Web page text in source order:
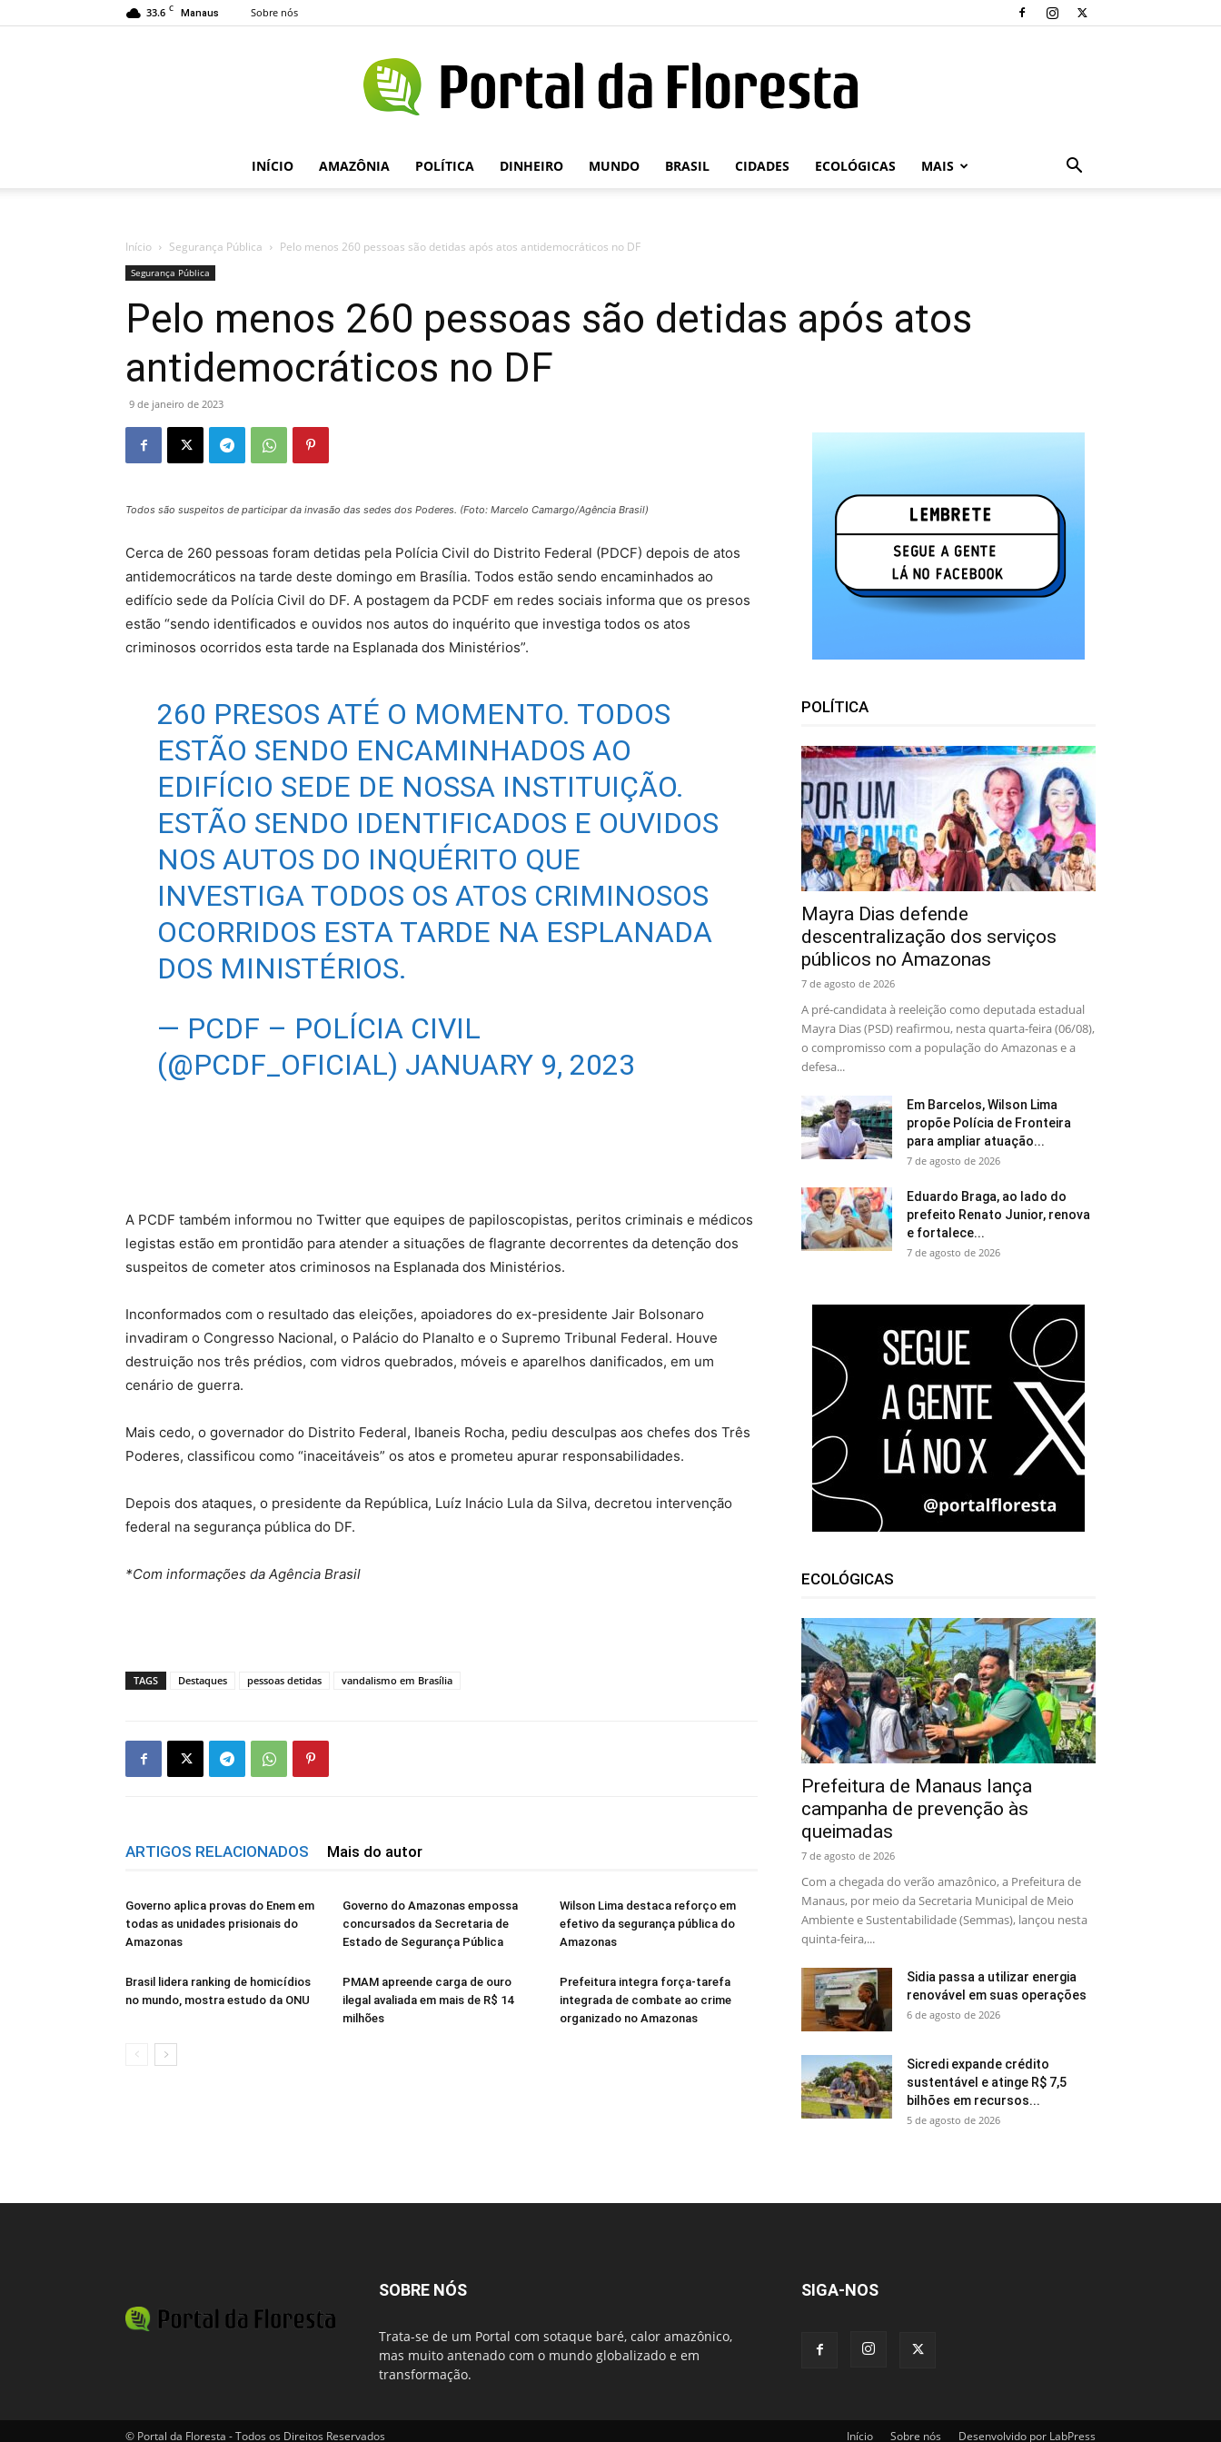
33.6 C Manaus Sobre nós
Portal
INÍCIO AMAZÔNIA POLÍTICA DINHEIRO MUNDO BRASIL CIDADES ECOLÓGICAS MAIS
Início Segurança Pública Pelo menos 260 pessoas são detidas após atos antidemocráticos no DF
Segurança Pública
Pelo menos 260 pessoas são detidas após atos
antidemocráticos no DF
9 de janeiro de 2023
Todos são suspeitos de participar da invasão das sedes dos Poderes. (Foto: Marcelo Camargo/Agência Brasil)
Cerca de 260 pessoas foram detidas pela Polícia Civil do Distrito Federal (PDCF) depois de atos
antidemocráticos na tarde deste domingo em Brasília. Todos estão sendo encaminhados ao
edifício sede da Polícia Civil do DF. A postagem da PCDF em redes sociais informa que os presos
estão “sendo identificados e ouvidos nos autos do inquérito que investiga todos os atos
criminosos ocorridos esta tarde na Esplanada dos Ministérios”.
260 PRESOS ATÉ O MOMENTO. TODOS
ESTÃO SENDO ENCAMINHADOS AO
EDIFÍCIO SEDE DE NOSSA INSTITUIÇÃO.
ESTÃO SENDO IDENTIFICADOS E OUVIDOS
NOS AUTOS DO INQUÉRITO QUE
INVESTIGA TODOS OS ATOS CRIMINOSOS
OCORRIDOS ESTA TARDE NA ESPLANADA
DOS MINISTÉRIOS.
— PCDF – POLÍCIA CIVIL
(@PCDF_OFICIAL) JANUARY 9, 2023
A PCDF também informou no Twitter que equipes de papiloscopistas, peritos criminais e médicos
legistas estão em prontidão para atender a situações de flagrante decorrentes da detenção dos
suspeitos de cometer atos criminosos na Esplanada dos Ministérios.
Inconformados com o resultado das eleições, apoiadores do ex-presidente Jair Bolsonaro
invadiram o Congresso Nacional, o Palácio do Planalto e o Supremo Tribunal Federal. Houve
destruição nos três prédios, com vidros quebrados, móveis e aparelhos danificados, em um
cenário de guerra.
Mais cedo, o governador do Distrito Federal, Ibaneis Rocha, pediu desculpas aos chefes dos Três
Poderes, classificou como “inaceitáveis” os atos e prometeu apurar responsabilidades.
Depois dos ataques, o presidente da República, Luíz Inácio Lula da Silva, decretou intervenção
federal na segurança pública do DF.
*Com informações da Agência Brasil
TAGS Destaques pessoas detidas vandalismo em Brasília
ARTIGOS RELACIONADOS Mais do autor
Governo aplica provas do Enem em
todas as unidades prisionais do
Amazonas
Governo do Amazonas empossa
concursados da Secretaria de
Estado de Segurança Pública
Wilson Lima destaca reforço em
efetivo da segurança pública do
Amazonas
Brasil lidera ranking de homicídios
no mundo, mostra estudo da ONU
PMAM apreende carga de ouro
ilegal avaliada em mais de R$ 14
milhões
Prefeitura integra força-tarefa
integrada de combate ao crime
organizado no Amazonas
POLÍTICA
Mayra Dias defende
descentralização dos serviços
públicos no Amazonas
7 de agosto de 2026
A pré-candidata à reeleição como deputada estadual
Mayra Dias (PSD) reafirmou, nesta quarta-feira (06/08),
o compromisso com a população do Amazonas e a
defesa...
Em Barcelos, Wilson Lima
propõe Polícia de Fronteira
para ampliar atuação...
7 de agosto de 2026
Eduardo Braga, ao lado do
prefeito Renato Junior, renova
e fortalece...
7 de agosto de 2026
ECOLÓGICAS
Prefeitura de Manaus lança
campanha de prevenção às
queimadas
7 de agosto de 2026
Com a chegada do verão amazônico, a Prefeitura de
Manaus, por meio da Secretaria Municipal de Meio
Ambiente e Sustentabilidade (Semmas), lançou nesta
quinta-feira,...
Sidia passa a utilizar energia
renovável em suas operações
6 de agosto de 2026
Sicredi expande crédito
sustentável e atinge R$ 7,5
bilhões em recursos...
5 de agosto de 2026
SOBRE NÓS
Trata-se de um Portal com sotaque baré, calor amazônico,
mas muito antenado com o mundo globalizado e em
transformação.
SIGA-NOS
Início Sobre nós Desenvolvido por LabPress
© Portal da Floresta - Todos os Direitos Reservados